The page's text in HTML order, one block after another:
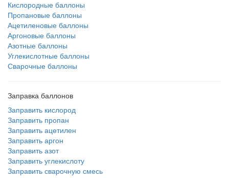
Кислородные баллоны
Пропановые баллоны
Ацетиленовые баллоны
Аргоновые баллоны
Азотные баллоны
Углекислотные баллоны
Сварочные баллоны
Заправка баллонов
Заправить кислород
Заправить пропан
Заправить ацетилен
Заправить аргон
Заправить азот
Заправить углекислоту
Заправить сварочную смесь